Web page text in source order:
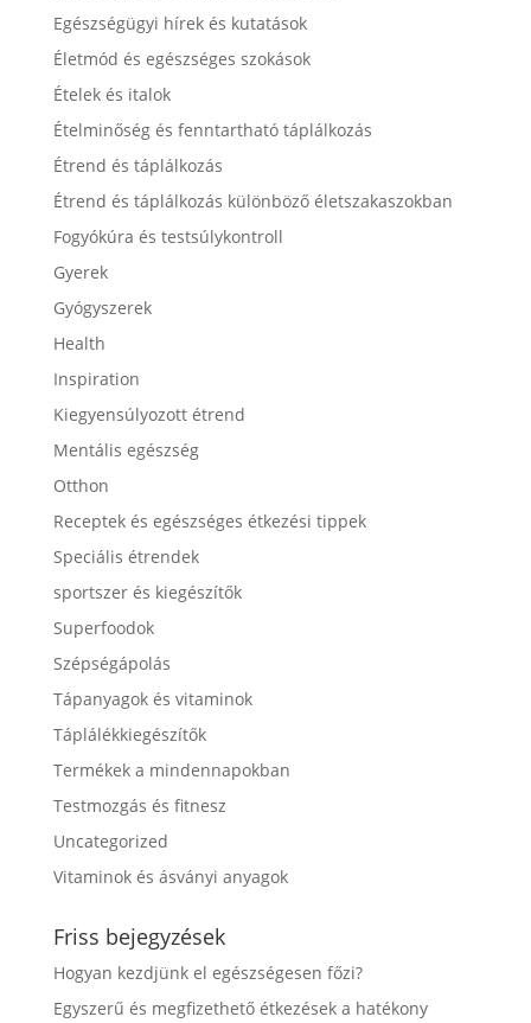
Egészségügyi hírek és kutatások
Életmód és egészséges szokások
Ételek és italok
Ételminőség és fenntartható táplálkozás
Étrend és táplálkozás
Étrend és táplálkozás különböző életszakaszokban
Fogyókúra és testsúlykontroll
Gyerek
Gyógyszerek
Health
Inspiration
Kiegyensúlyozott étrend
Mentális egészség
Otthon
Receptek és egészséges étkezési tippek
Speciális étrendek
sportszer és kiegészítők
Superfoodok
Szépségápolás
Tápanyagok és vitaminok
Táplálékkiegészítők
Termékek a mindennapokban
Testmozgás és fitnesz
Uncategorized
Vitaminok és ásványi anyagok
Friss bejegyzések
Hogyan kezdjünk el egészségesen főzi?
Egyszerű és megfizethető étkezések a hatékony